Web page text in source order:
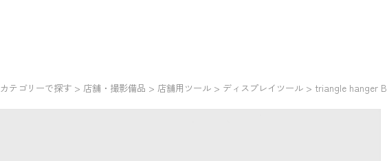
カテゴリーで探す> 店舗・撮影備品 > 店舗用ツール> ディスプレイツール> triangle hanger B